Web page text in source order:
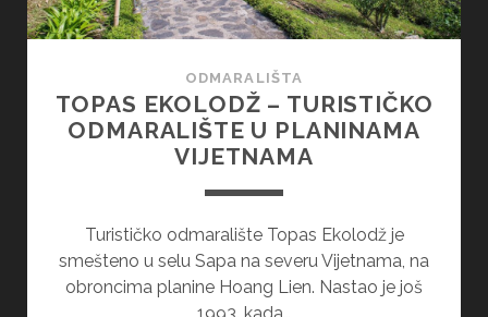
ODMARALIŠTA
TOPAS EKOLODŽ – TURISTIČKO
ODMARALIŠTE U PLANINAMA
VIJETNAMA
Turističko odmaralište Topas Ekolodž je
smešteno u selu Sapa na severu Vijetnama, na
obroncima planine Hoang Lien. Nastao je još